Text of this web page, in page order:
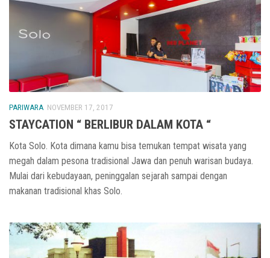
PARIWARA NOVEMBER 17, 2017
STAYCATION “ BERLIBUR DALAM KOTA “
Kota Solo. Kota dimana kamu bisa temukan tempat wisata yang
megah dalam pesona tradisional Jawa dan penuh warisan budaya.
Mulai dari kebudayaan, peninggalan sejarah sampai dengan
makanan tradisional khas Solo.